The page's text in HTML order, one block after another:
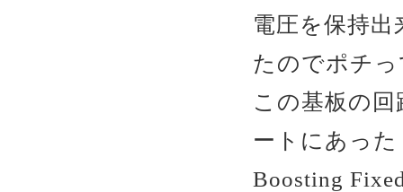
電圧を保持
たのでポチ
この基板の
ートにあった
Boosting